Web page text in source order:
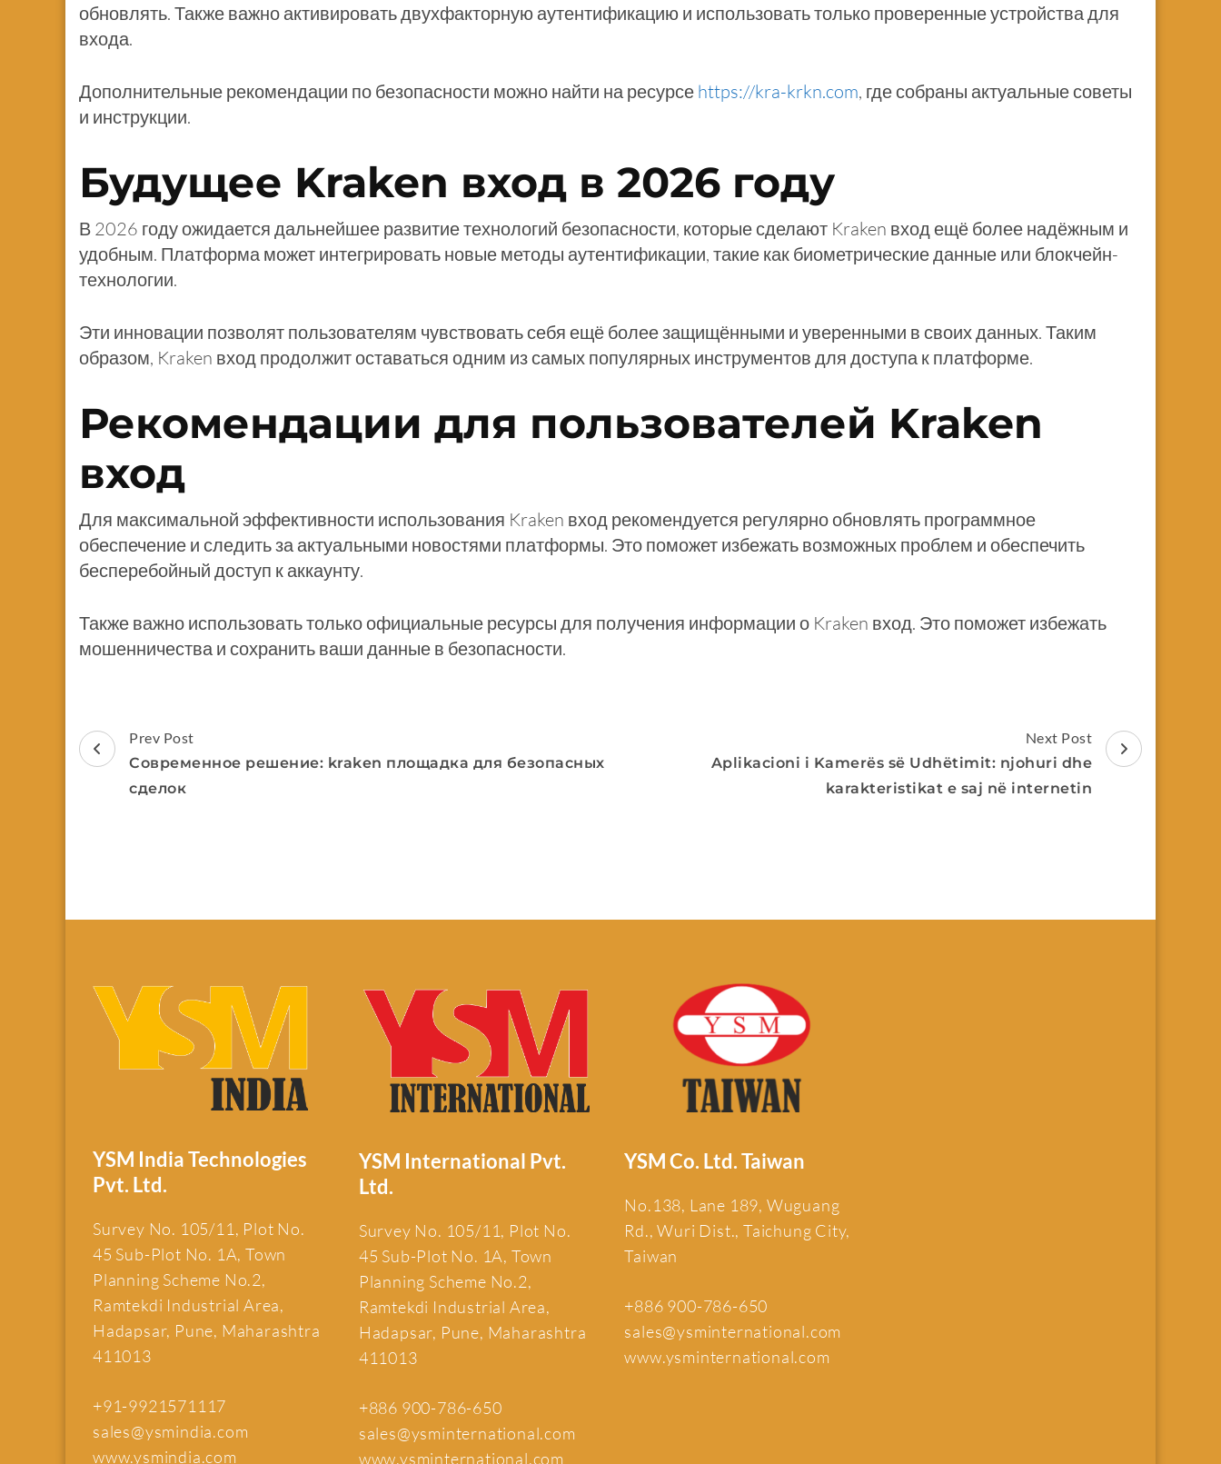
обновлять. Также важно активировать двухфакторную аутентификацию и использовать только проверенные устройства для
входа.
Дополнительные рекомендации по безопасности можно найти на ресурсе https://kra-krkn.com, где собраны актуальные советы
и инструкции.
Будущее Kraken вход в 2026 году
В 2026 году ожидается дальнейшее развитие технологий безопасности, которые сделают Kraken вход ещё более надёжным и
удобным. Платформа может интегрировать новые методы аутентификации, такие как биометрические данные или блокчейн-
технологии.
Эти инновации позволят пользователям чувствовать себя ещё более защищёнными и уверенными в своих данных. Таким
образом, Kraken вход продолжит оставаться одним из самых популярных инструментов для доступа к платформе.
Рекомендации для пользователей Kraken
вход
Для максимальной эффективности использования Kraken вход рекомендуется регулярно обновлять программное
обеспечение и следить за актуальными новостями платформы. Это поможет избежать возможных проблем и обеспечить
бесперебойный доступ к аккаунту.
Также важно использовать только официальные ресурсы для получения информации о Kraken вход. Это поможет избежать
мошенничества и сохранить ваши данные в безопасности.
Prev Post
Современное решение: kraken площадка для безопасных
сделок
Next Post
Aplikacioni i Kamerës së Udhëtimit: njohuri dhe
karakteristikat e saj në internetin
YSM India Technologies
Pvt. Ltd.
Survey No. 105/11, Plot No.
45 Sub-Plot No. 1A, Town
Planning Scheme No.2,
Ramtekdi Industrial Area,
Hadapsar, Pune, Maharashtra
411013
+91-9921571117
sales@ysmindia.com
www.ysmindia.com
YSM International Pvt.
Ltd.
Survey No. 105/11, Plot No.
45 Sub-Plot No. 1A, Town
Planning Scheme No.2,
Ramtekdi Industrial Area,
Hadapsar, Pune, Maharashtra
411013
+886 900-786-650
sales@ysminternational.com
www.ysminternational.com
YSM Co. Ltd. Taiwan
No.138, Lane 189, Wuguang
Rd., Wuri Dist., Taichung City,
Taiwan
+886 900-786-650
sales@ysminternational.com
www.ysminternational.com